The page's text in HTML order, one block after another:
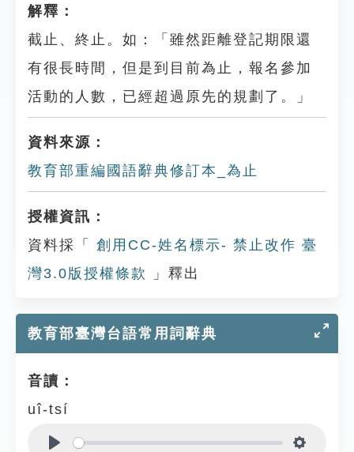
解釋：
截止、終止。如：「雖然距離登記期限還
有很長時間，但是到目前為止，報名參加
活動的人數，已經超過原先的規劃了。」
資料來源：
教育部重編國語辭典修訂本_為止
授權資訊：
資料採「
創用CC-姓名標示- 禁止改作 臺
灣3.0版授權條款
」釋出
教育部臺灣台語常用詞辭典
音讀：
uî-tsí